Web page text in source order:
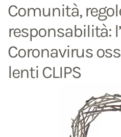
Comunità,
responsabilità:
Coronavirus
lenti CLIPS